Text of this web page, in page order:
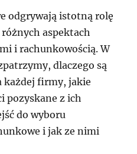
odgrywają istotną rolę
aspektach
i rachunkowością. W
dlaczego są
każdej firmy, jakie
pozyskane z ich
do wyboru
i jak ze nimi